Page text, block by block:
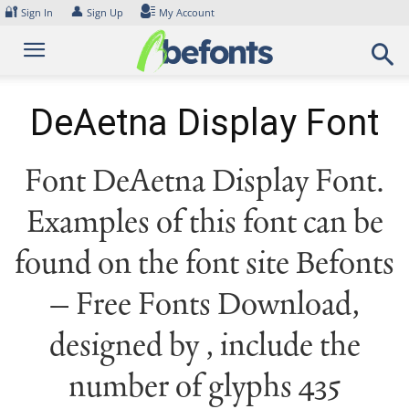
Skip
content
🔐 Sign In 👤 Sign Up My Account
DeAetna Display Font
Font DeAetna Display Font.
Examples of this font can be
found on the font site Befonts
– Free Fonts Download,
designed by , include the
number of glyphs 435